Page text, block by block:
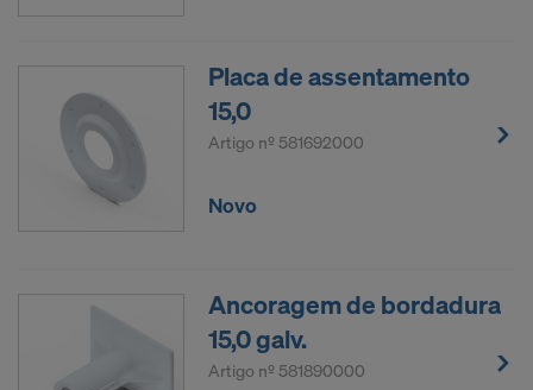
Placa de assentamento
15,0
Artigo nº 581692000
Novo
Ancoragem de bordadura
15,0 galv.
Artigo nº 581890000